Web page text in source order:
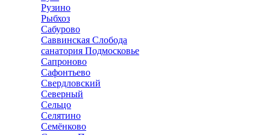
Рузино
Рыбхоз
Сабурово
Саввинская Слобода
санатория Подмосковье
Сапроново
Сафонтьево
Свердловский
Северный
Сельцо
Селятино
Семёнково